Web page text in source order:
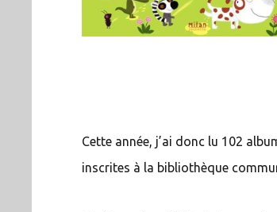
Cette année, j’ai donc lu 102
inscrites à la bibliothèque